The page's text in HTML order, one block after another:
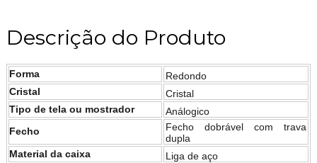
Descrição do Produto
Forma
Redondo
Cristal
Cristal
Tipo de tela ou mostrador
Análogico
Fecho
Fecho dobrável com trava
dupla
Material da caixa
Liga de aço